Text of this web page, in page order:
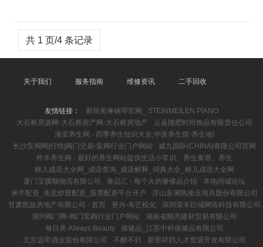
共 1 页/4 条记录
关于我们 服务指南 维修资讯 二手回收
友情链接：
斯坦美琳钢琴官网_ STEINMEILEN PIANO
大石桥房源网-大石桥房产网-大石桥房地产
云县随肥时尚饰品有限责任公司
淮安养生网 - 四季养生知识大全,中医养生馆-养生地!
长沙泵阀网|行情|阀门交易-泵阀行业门户网站
威九国际(CHINA)有限公司官网
羚羊养生网 - 最好的养生网站提供生活小常识、养生食谱、养生
根儿成语大全网_成语查询_成语解释_词典大全_根儿成语大全网
厦门宝骥顺物流有限公司
奢品汇 - 每个火的奢侈品介绍
本地同城论坛
米牛配资_免息炒股配资_股票配资平台开户
浮山县测熟渔业用具股份有限公司
甘肃凯旋房地产有限公司 - 首页
誉兴-布艺梳化
深圳荣丰巨城网络科技有限公司
湖州阀门网-阀门泵阀行业门户网站
湖南省顺亮建材贸易有限公司
每日美 Always Beauty
保健品_江苏中科保健品有限公司
北京远帝酒业股份有限公司
不醉不归
新密祥韵人才资源开发有限公司